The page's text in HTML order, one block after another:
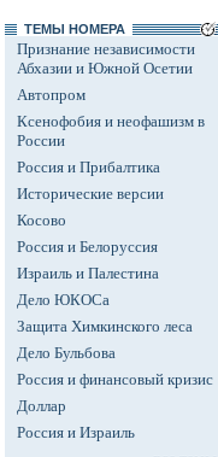
ТЕМЫ НОМЕРА
Признание независимости
Абхазии и Южной Осетии
Автопром
Ксенофобия и неофашизм в
России
Россия и Прибалтика
Исторические версии
Косово
Россия и Белоруссия
Израиль и Палестина
Дело ЮКОСа
Защита Химкинского леса
Дело Бульбова
Россия и финансовый кризис
Доллар
Россия и Израиль